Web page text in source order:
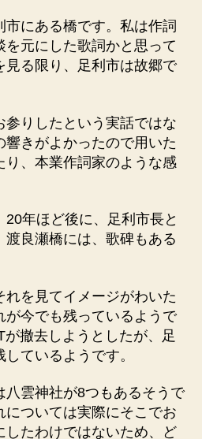
にある橋です。私は作詞
を元にした歌詞かと思って
見る限り、足利市は故郷で
参りしたという実話ではな
響きがよかったので用いた
り、本業作詞家のような感
年ほど後に、足利市長と
良瀬橋には、歌碑もある
れを見てイメージがわいた
が今でも残っているようで
撤去しようとしたが、足
ているようです。
八雲神社が8つもあるそうで
については実際にそこでお
したわけではないため、ど